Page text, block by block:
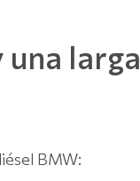
larga
BMW: